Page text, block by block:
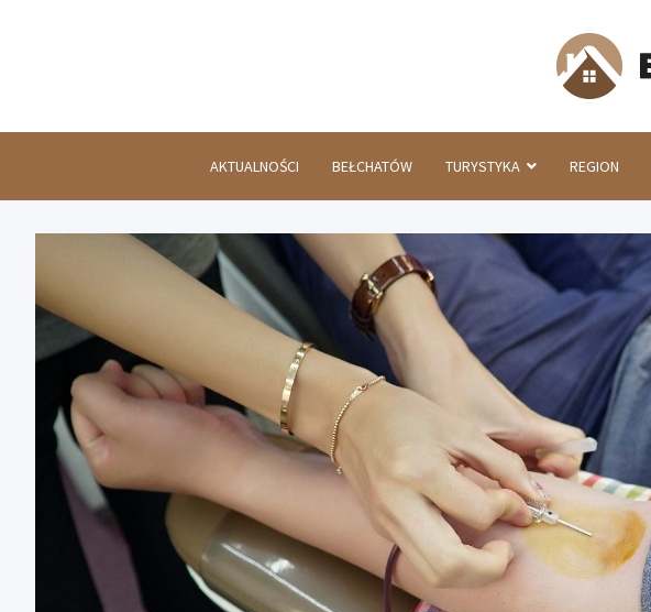
AKTUALNOŚCI BEŁCHATÓW TURYSTYKA REGION